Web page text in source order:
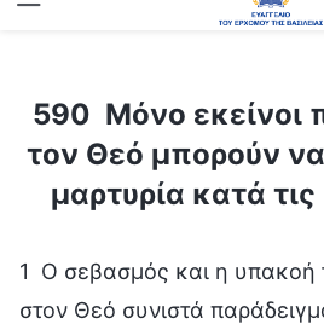
590 Μόνο εκείνοι
τον Θεό μπορούν
μαρτυρία κατά
1 Ο σεβασμός και η υπακοή
στον Θεό συνιστά